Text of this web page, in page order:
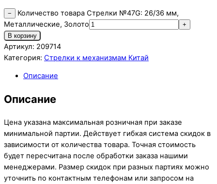
−
Количество товара Стрелки №47G: 26/36 мм,
Металлические, Золото
+
В корзину
Артикул: 209714
Категория: Стрелки к механизмам Китай
Описание
Описание
Цена указана максимальная розничная при заказе
минимальной партии. Действует гибкая система скидок в
зависимости от количества товара. Точная стоимость
будет пересчитана после обработки заказа нашими
менеджерами. Размер скидок при разных партиях можно
уточнить по контактным телефонам или запросом на